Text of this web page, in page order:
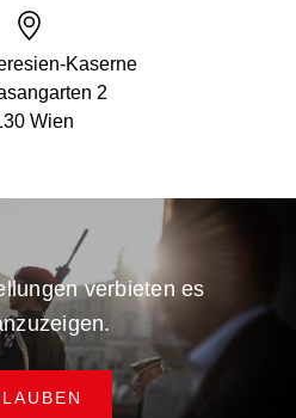
Kaserne
2
Wien
verbieten es